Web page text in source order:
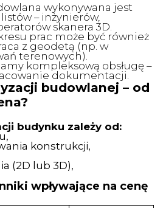
wykonywana jest
– inżynierów,
skanera 3D.
prac może być również
z geodetą (np. w
terenowych).
kompleksową obsługę –
dokumentacji.
budowlanej – od
budynku zależy od:
konstrukcji,
(2D lub 3D),
wpływające na cenę